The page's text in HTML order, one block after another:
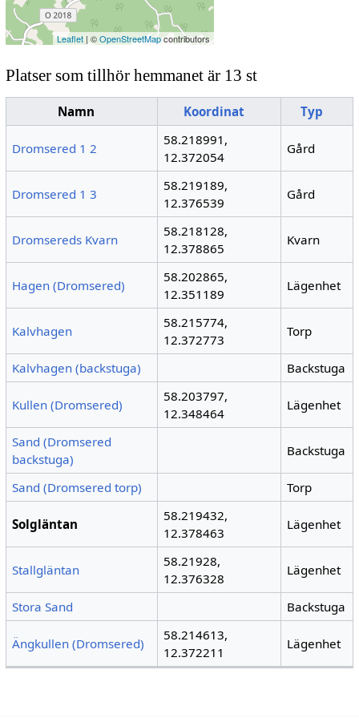
Leaflet | ©OpenStreetMapcontributors
Platser som tillhör hemmanet är 13 st
Namn Koordinat Typ
Dromsered 1 2
58.218991,
12.372054
Gård
Dromsered 1 3
58.219189,
12.376539
Gård
Dromsereds Kvarn
58.218128,
12.378865
Kvarn
Hagen (Dromsered)
58.202865,
12.351189
Lägenhet
Kalvhagen
58.215774,
12.372773
Torp
Kalvhagen (backstuga) Backstuga
Kullen (Dromsered)
58.203797,
12.348464
Lägenhet
Sand (Dromsered
backstuga)
Backstuga
Sand (Dromsered torp) Torp
Solgläntan
58.219432,
12.378463
Lägenhet
Stallgläntan
58.21928,
12.376328
Lägenhet
Stora Sand Backstuga
Ängkullen (Dromsered)
58.214613,
12.372211
Lägenhet